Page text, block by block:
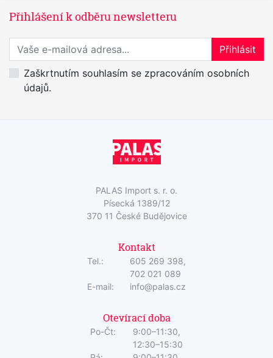
Přihlášení k odběru newsletteru
Přihlaste se k odběru novinek
Přihlásit
Zaškrtnutím souhlasím se zpracováním osobních
údajů.
PALAS Import s. r. o.
Písecká 1389/12
370 11 České Budějovice
Kontakt
Tel.:
605 269 398,
702 021 089
E-mail:
info@palas.cz
Otevírací doba
Po-Čt:
9:00–11:30,
12:30–15:30